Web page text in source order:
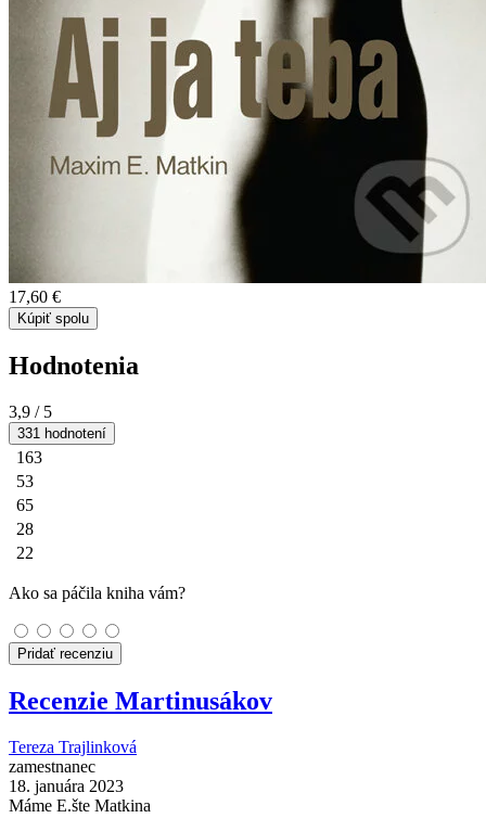
17,60 €
Kúpiť spolu
Hodnotenia
3,9 / 5
331 hodnotení
163
53
65
28
22
Ako sa páčila kniha vám?
Pridať recenziu
Recenzie Martinusákov
Tereza Trajlinková
zamestnanec
18. januára 2023
Máme E.šte Matkina